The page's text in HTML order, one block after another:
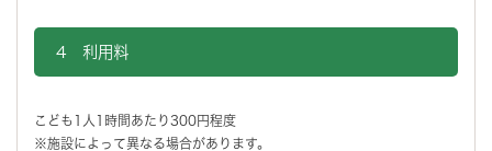
4 利用料
こども1人1時間あたり300円程度
※施設によって異なる場合があります。